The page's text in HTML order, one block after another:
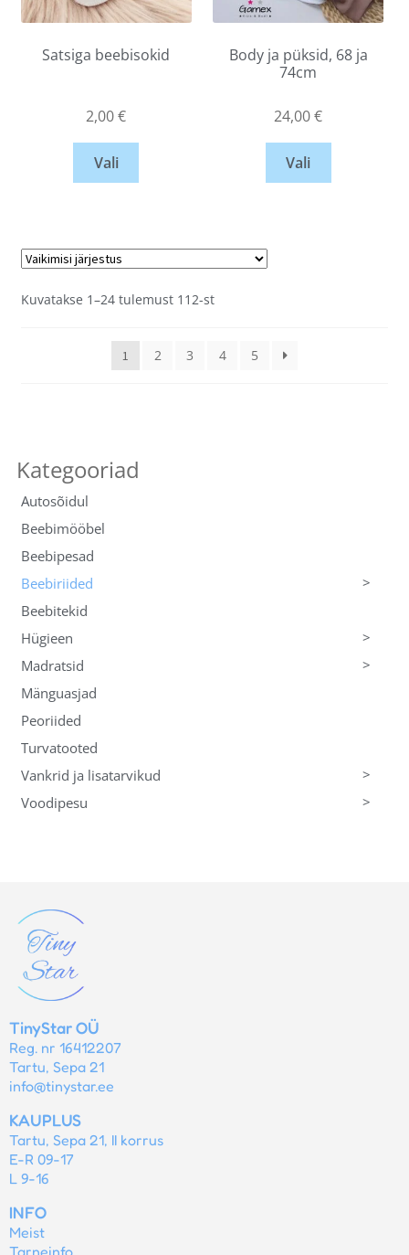
Satsiga beebisokid
2,00€
Vali
Body ja püksid, 68 ja
74cm
24,00€
Vali
Kuvatakse 1–24 tulemust 112-st
1 2 3 4 5
Autosõidul
Beebimööbel
Beebipesad
>
Beebiriided
Beebitekid
>
Hügieen
>
Madratsid
Mänguasjad
Peoriided
Turvatooted
>
Vankrid ja lisatarvikud
>
Voodipesu
TinyStar OÜ
Reg. nr 16412207
Tartu, Sepa 21
info@tinystar.ee
KAUPLUS
Tartu, Sepa 21, II korrus
E-R 09-17
L 9-16
INFO
Meist
Tarneinfo